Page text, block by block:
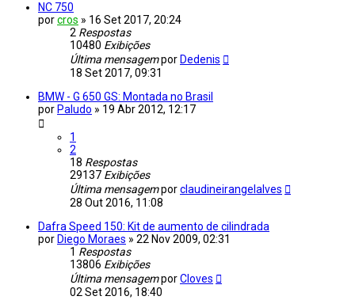
NC 750
porcros » 16 Set 2017, 20:24
2 Respostas
10480 Exibições
Última mensagempor Dedenis
18 Set 2017, 09:31
BMW - G 650 GS: Montada no Brasil
por Paludo » 19 Abr 2012, 12:17
1
2
18 Respostas
29137 Exibições
Última mensagemporclaudineirangelalves
28 Out 2016, 11:08
Dafra Speed 150: Kit de aumento de cilindrada
por Diego Moraes » 22 Nov 2009, 02:31
1 Respostas
13806 Exibições
Última mensagemporCloves
02 Set 2016, 18:40